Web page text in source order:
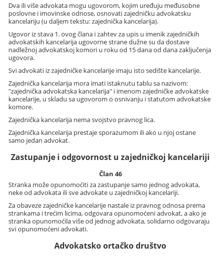
Dva ili više advokata mogu ugovorom, kojim uređuju međusobne
poslovne i imovinske odnose, osnovati zajedničku advokatsku
kancelariju (u daljem tekstu: zajednička kancelarija).
Ugovor iz stava 1. ovog člana i zahtev za upis u imenik zajedničkih
advokatskih kancelarija ugovorne strane dužne su da dostave
nadležnoj advokatskoj komori u roku od 15 dana od dana zaključenja
ugovora.
Svi advokati iz zajedničke kancelarije imaju isto sedište kancelarije.
Zajednička kancelarija mora imati istaknutu tablu sa nazivom:
"zajednička advokatska kancelarija" i imenom zajedničke advokatske
kancelarije, u skladu sa ugovorom o osnivanju i statutom advokatske
komore.
Zajednička kancelarija nema svojstvo pravnog lica.
Zajednička kancelarija prestaje sporazumom ili ako u njoj ostane
samo jedan advokat.
Zastupanje i odgovornost u zajedničkoj kancelariji
Član 46
Stranka može opunomoćiti za zastupanje samo jednog advokata,
neke od advokata ili sve advokate u zajedničkoj kancelariji.
Za obaveze zajedničke kancelarije nastale iz pravnog odnosa prema
strankama i trećim licima, odgovara opunomoćeni advokat, a ako je
stranka opunomoćila više od jednog advokata, solidarno odgovaraju
svi opunomoćeni advokati.
Advokatsko ortačko društvo